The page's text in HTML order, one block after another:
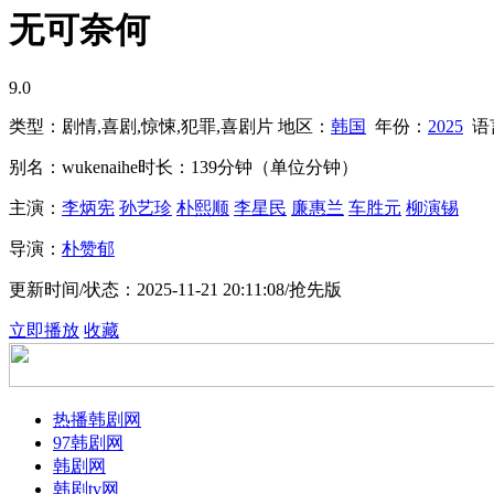
无可奈何
9.0
类型： 剧情,喜剧,惊悚,犯罪,喜剧片 地区： 韩国 年份： 2025 语
别名： wukenaihe时长： 139分钟（单位分钟）
主演： 李炳宪 孙艺珍 朴熙顺 李星民 廉惠兰 车胜元 柳演锡
导演： 朴赞郁
更新时间/状态： 2025-11-21 20:11:08/抢先版
立即播放 收藏
热播韩剧网
97韩剧网
韩剧网
韩剧tv网